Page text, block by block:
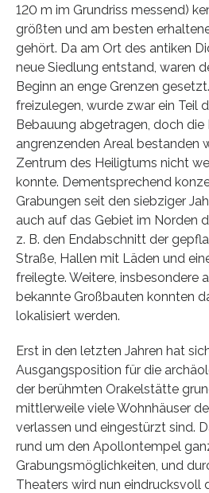
120 m im Grundriss messend)
größten und am besten
gehört. Da am Ort des antiken
neue Siedlung entstand, waren
Beginn an enge Grenzen
freizulegen, wurde zwar ein Teil
Bebauung abgetragen, doch
angrenzenden Areal bestanden
Zentrum des Heiligtums nicht
konnte. Dementsprechend
Grabungen seit den siebziger
auch auf das Gebiet im Norden
z. B. den Endabschnitt der
Straße, Hallen mit Läden und
freilegte. Weitere, insbesondere
bekannte Großbauten konnten
lokalisiert werden.
Erst in den letzten Jahren hat
Ausgangsposition für die
der berühmten Orakelstätte
mittlerweile viele Wohnhäuser
verlassen und eingestürzt sind.
rund um den Apollontempel
Grabungsmöglichkeiten, und
Theaters wird nun eindrucksvoll